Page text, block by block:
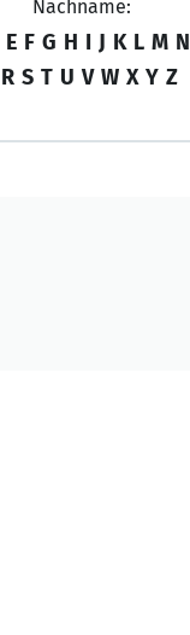
Nachname:
E F G H I J K L M N
R S T U V W X Y Z